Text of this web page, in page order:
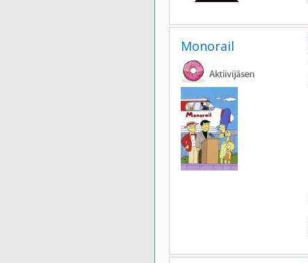
Monorail